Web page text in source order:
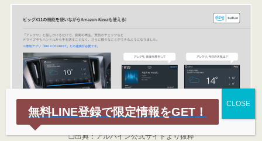
❏出典：アルパイン公式サイトより抜粋
無料LINE登録で限定情報をGET！